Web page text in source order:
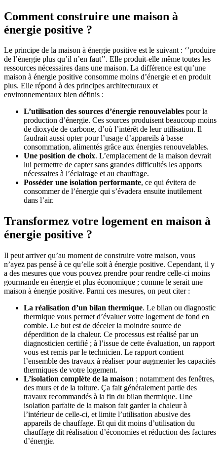
Comment construire une maison à
énergie positive ?
Le principe de la maison à énergie positive est le suivant : ‘’produire
de l’énergie plus qu’il n’en faut’’. Elle produit-elle même toutes les
ressources nécessaires dans une maison. La différence est qu’une
maison à énergie positive consomme moins d’énergie et en produit
plus. Elle répond à des principes architecturaux et
environnementaux bien définis :
L’utilisation des sources d’énergie renouvelables pour la
production d’énergie. Ces sources produisent beaucoup moins
de dioxyde de carbone, d’où l’intérêt de leur utilisation. Il
faudrait aussi opter pour l’usage d’appareils à basse
consommation, alimentés grâce aux énergies renouvelables.
Une position de choix. L’emplacement de la maison devrait
lui permettre de capter sans grandes difficultés les apports
nécessaires à l’éclairage et au chauffage.
Posséder une isolation performante, ce qui évitera de
consommer de l’énergie qui s’évadera ensuite inutilement
dans l’air.
Transformez votre logement en maison à
énergie positive ?
Il peut arriver qu’au moment de construire votre maison, vous
n’ayez pas pensé à ce qu’elle soit à énergie positive. Cependant, il y
a des mesures que vous pouvez prendre pour rendre celle-ci moins
gourmande en énergie et plus économique ; comme le serait une
maison à énergie positive. Parmi ces mesures, on peut citer :
La réalisation d’un bilan thermique. Le bilan ou diagnostic
thermique vous permet d’évaluer votre logement de fond en
comble. Le but est de déceler la moindre source de
déperdition de la chaleur. Ce processus est réalisé par un
diagnosticien certifié ; à l’issue de cette évaluation, un rapport
vous est remis par le technicien. Le rapport contient
l’ensemble des travaux à réaliser pour augmenter les capacités
thermiques de votre logement.
L’isolation complète de la maison ; notamment des fenêtres,
des murs et de la toiture. Ça fait généralement partie des
travaux recommandés à la fin du bilan thermique. Une
isolation parfaite de la maison fait garder la chaleur à
l’intérieur de celle-ci, et limite l’utilisation abusive des
appareils de chauffage. Et qui dit moins d’utilisation du
chauffage dit réalisation d’économies et réduction des factures
d’énergie.